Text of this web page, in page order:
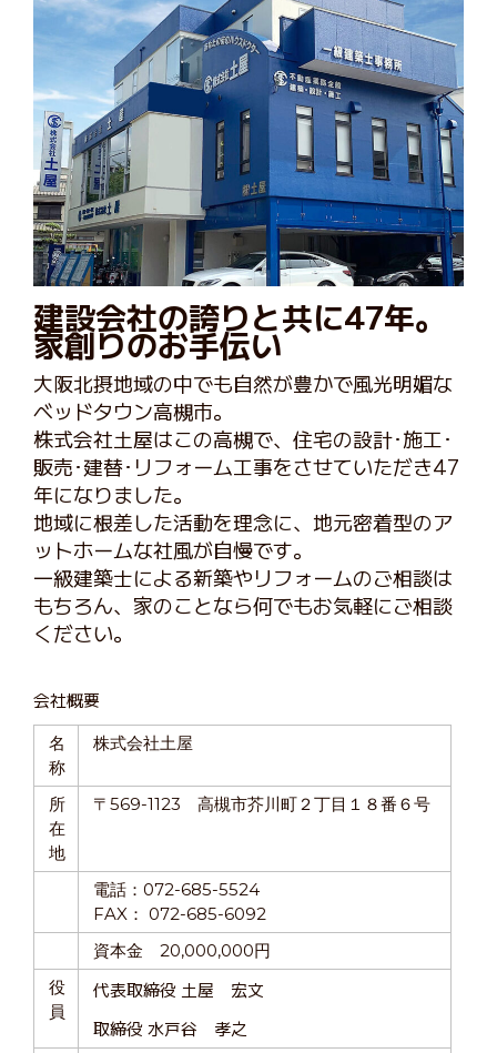
建設会社の誇りと共に47年。
家創りのお手伝い
大阪北摂地域の中でも自然が豊かで風光明媚な
ベッドタウン高槻市。
株式会社土屋はこの高槻で、住宅の設計･施工･
販売･建替･リフォーム工事をさせていただき47
年になりました。
地域に根差した活動を理念に、地元密着型のア
ットホームな社風が自慢です。
一級建築士による新築やリフォームのご相談は
もちろん、家のことなら何でもお気軽にご相談
ください。
会社概要
名
称
株式会社土屋
所
在
地
〒569-1123 高槻市芥川町２丁目１８番６号
電話：072-685-5524
FAX： 072-685-6092
資本金 20,000,000円
役
員
代表取締役 土屋 宏文
取締役 水戸谷 孝之